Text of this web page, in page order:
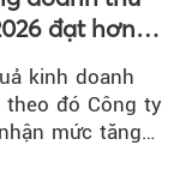
đạt hơn
kinh doanh
đó Công ty
mức tăng